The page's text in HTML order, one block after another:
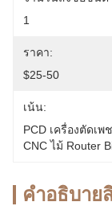
1
ราคา:
$25-50
เน้น:
PCD เครื่องตัดเพ
CNC ไม้ Router
คําอธิบาย